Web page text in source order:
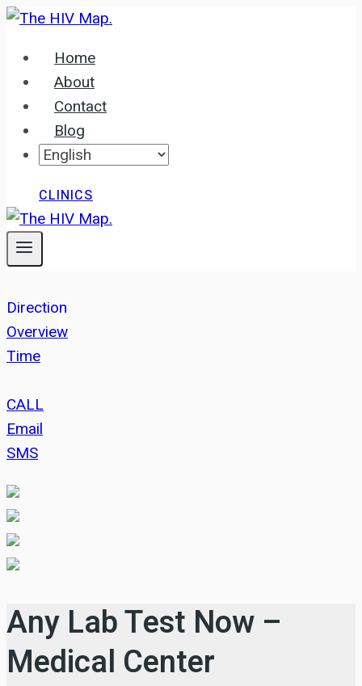
Skip
contentHome
About
Contact
Blog
CLINICS
Direction
Overview
Time
CALL
Email
SMS
Any Lab Test Now –
Medical Center